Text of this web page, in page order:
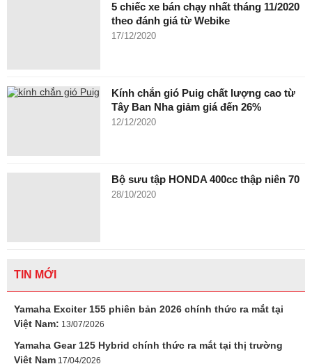
5 chiếc xe bán chạy nhất tháng 11/2020
theo đánh giá từ Webike
17/12/2020
Kính chắn gió Puig chất lượng cao từ
Tây Ban Nha giảm giá đến 26%
12/12/2020
Bộ sưu tập HONDA 400cc thập niên 70
28/10/2020
TIN MỚI
Yamaha Exciter 155 phiên bản 2026 chính thức ra mắt tại
Việt Nam: 13/07/2026
Yamaha Gear 125 Hybrid chính thức ra mắt tại thị trường
Việt Nam 17/04/2026